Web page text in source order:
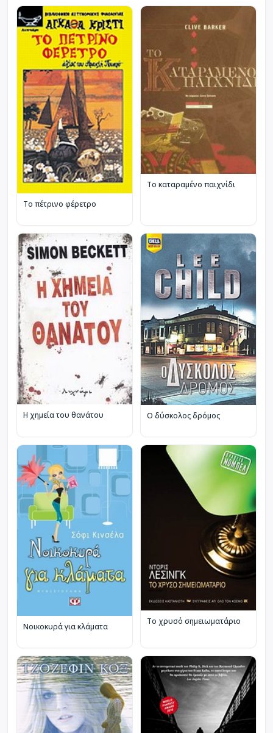
Το πέτρινο φέρετρο
Το καταραμένο παιχνίδι
Η χημεία του θανάτου Ο δύσκολος δρόμος
Νοικοκυρά για κλάματα
Το χρυσό σημειωματάριο